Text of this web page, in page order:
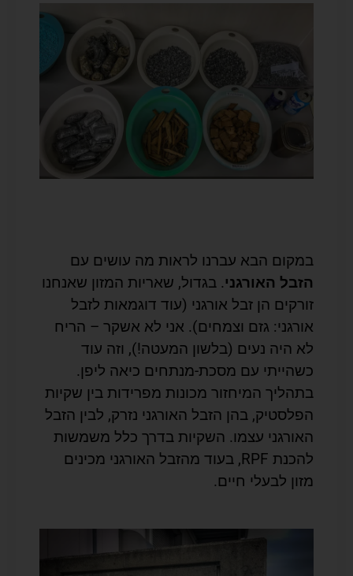
במקום הבא עברנו לראות מה עושים עם
הזבל האורגני. בגדול, שאריות המזון שאנחנו
זורקים הן זבל אורגני (עוד דוגמאות לזבל
אורגני: גזם וצמחים). אני לא אשקר – הריח
לא היה נעים (בלשון המעטה!), וזה עוד
כשהייתי עם מסכת-מנתחים כיאה ליפן.
בתהליך המיחזור מכונות מפרידות בין שקיות
הפלסטיק, בהן הזבל האורגני נזרק, לבין הזבל
האורגני עצמו. השקיות בדרך כלל משמשות
להכנת RPF, בעוד מהזבל האורגני מכינים
מזון לבעלי חיים.